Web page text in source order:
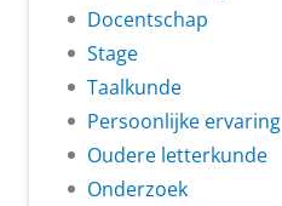
Docentschap
Stage
Taalkunde
Persoonlijke ervaring
Oudere letterkunde
Onderzoek